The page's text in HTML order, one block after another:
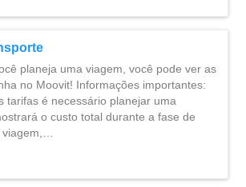
planeja uma viagem, você pode ver as
no Moovit! Informações importantes:
tarifas é necessário planejar uma
o custo total durante a fase de